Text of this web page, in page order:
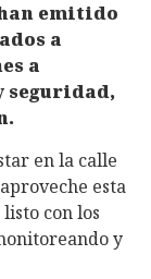
emitido
a
a
seguridad,
en la calle
esta
con los
y